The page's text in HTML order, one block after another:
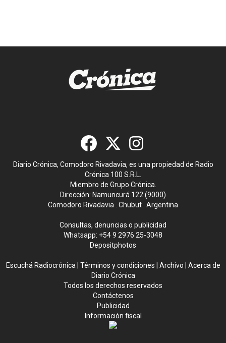
Diario Crónica, Comodoro Rivadavia, es una propiedad de Radio
Crónica 100 S.R.L.
Miembro de Grupo Crónica.
Dirección: Namuncurá 122 (9000)
Comodoro Rivadavia . Chubut . Argentina
Consultas, denuncias o publicidad
Whatsapp: +54 9 2976 25-3048
Depositphotos
Escuchá Radiocrónica Términos y condiciones Archivo
Acerca de
Diario Crónica
Todos los derechos reservados
Contáctenos
Publicidad
Información fiscal